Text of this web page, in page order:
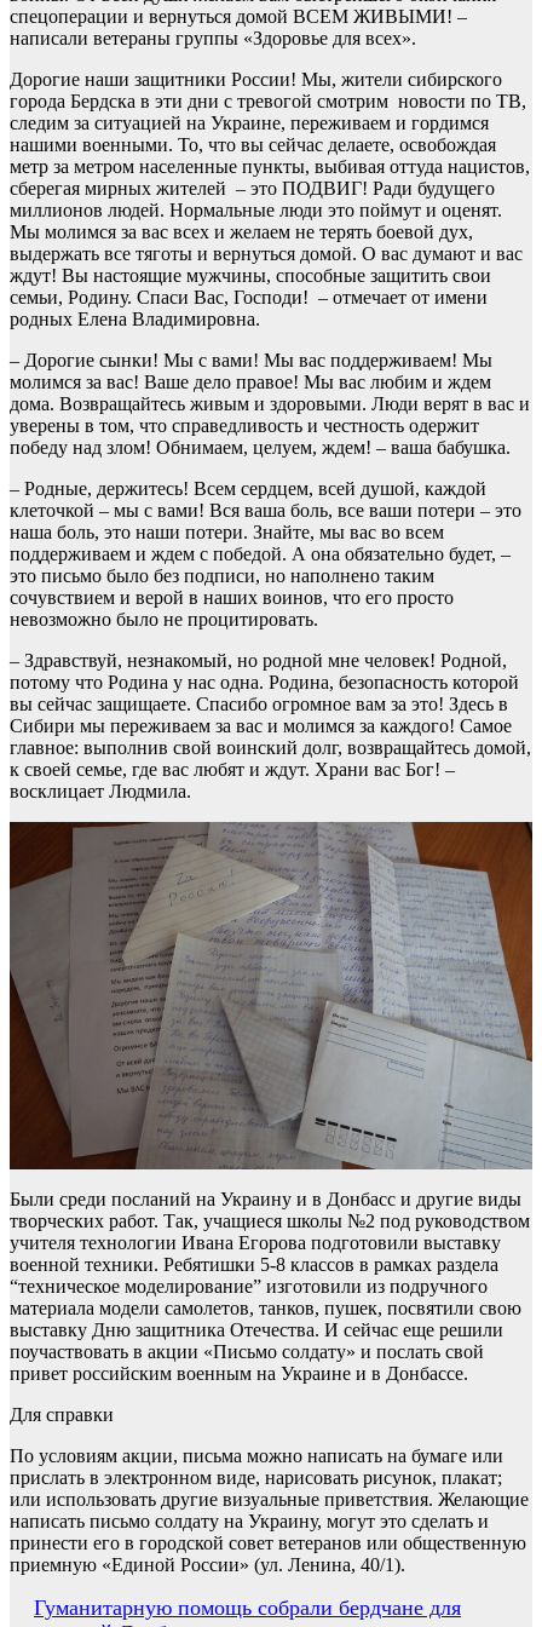
спецоперации и вернуться домой ВСЕМ ЖИВЫМИ! –
написали ветераны группы «Здоровье для всех».
Дорогие наши защитники России! Мы, жители сибирского
города Бердска в эти дни с тревогой смотрим новости по ТВ,
следим за ситуацией на Украине, переживаем и гордимся
нашими военными. То, что вы сейчас делаете, освобождая
метр за метром населенные пункты, выбивая оттуда нацистов,
сберегая мирных жителей – это ПОДВИГ! Ради будущего
миллионов людей. Нормальные люди это поймут и оценят.
Мы молимся за вас всех и желаем не терять боевой дух,
выдержать все тяготы и вернуться домой. О вас думают и вас
ждут! Вы настоящие мужчины, способные защитить свои
семьи, Родину. Спаси Вас, Господи! – отмечает от имени
родных Елена Владимировна.
– Дорогие сынки! Мы с вами! Мы вас поддерживаем! Мы
молимся за вас! Ваше дело правое! Мы вас любим и ждем
дома. Возвращайтесь живым и здоровыми. Люди верят в вас и
уверены в том, что справедливость и честность одержит
победу над злом! Обнимаем, целуем, ждем! – ваша бабушка.
– Родные, держитесь! Всем сердцем, всей душой, каждой
клеточкой – мы с вами! Вся ваша боль, все ваши потери – это
наша боль, это наши потери. Знайте, мы вас во всем
поддерживаем и ждем с победой. А она обязательно будет, –
это письмо было без подписи, но наполнено таким
сочувствием и верой в наших воинов, что его просто
невозможно было не процитировать.
– Здравствуй, незнакомый, но родной мне человек! Родной,
потому что Родина у нас одна. Родина, безопасность которой
вы сейчас защищаете. Спасибо огромное вам за это! Здесь в
Сибири мы переживаем за вас и молимся за каждого! Самое
главное: выполнив свой воинский долг, возвращайтесь домой,
к своей семье, где вас любят и ждут. Храни вас Бог! –
восклицает Людмила.
Были среди посланий на Украину и в Донбасс и другие виды
творческих работ. Так, учащиеся школы №2 под руководством
учителя технологии Ивана Егорова подготовили выставку
военной техники. Ребятишки 5-8 классов в рамках раздела
“техническое моделирование” изготовили из подручного
материала модели самолетов, танков, пушек, посвятили свою
выставку Дню защитника Отечества. И сейчас еще решили
поучаствовать в акции «Письмо солдату» и послать свой
привет российским военным на Украине и в Донбассе.
Для справки
По условиям акции, письма можно написать на бумаге или
прислать в электронном виде, нарисовать рисунок, плакат;
или использовать другие визуальные приветствия. Желающие
написать письмо солдату на Украину, могут это сделать и
принести его в городской совет ветеранов или общественную
приемную «Единой России» (ул. Ленина, 40/1).
Навигация
Гуманитарную помощь собрали бердчане для